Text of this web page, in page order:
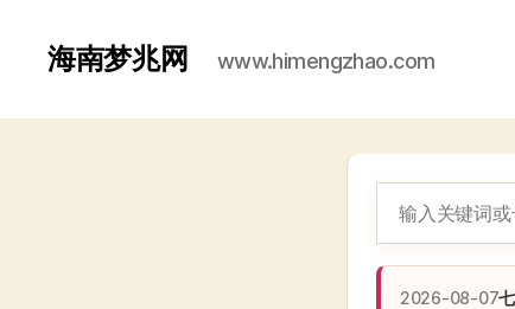
海南梦兆网 www.himengzhao.com
2026-08-07